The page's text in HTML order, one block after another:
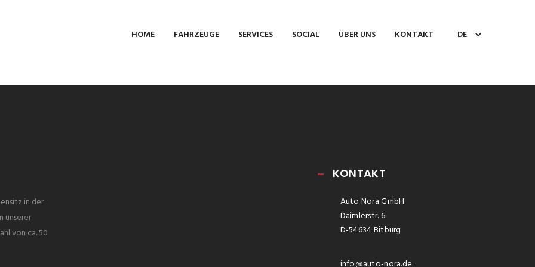
HOME FAHRZEUGE SERVICES SOCIAL ÜBER UNS KONTAKT
in der
unserer
von ca. 50
KONTAKT
Auto Nora GmbH
Daimlerstr. 6
D-54634 Bitburg